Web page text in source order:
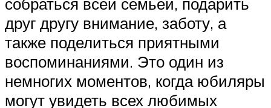
друг другу внимание, заботу, а
также поделиться приятными
воспоминаниями. Это один из
немногих моментов, когда юбиляры
могут увидеть всех любимых